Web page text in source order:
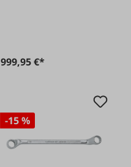
999,95 €*
-15 %